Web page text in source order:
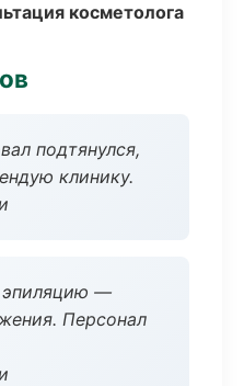
косметолога
подтянулся,
клинику.
эпиляцию —
Персонал